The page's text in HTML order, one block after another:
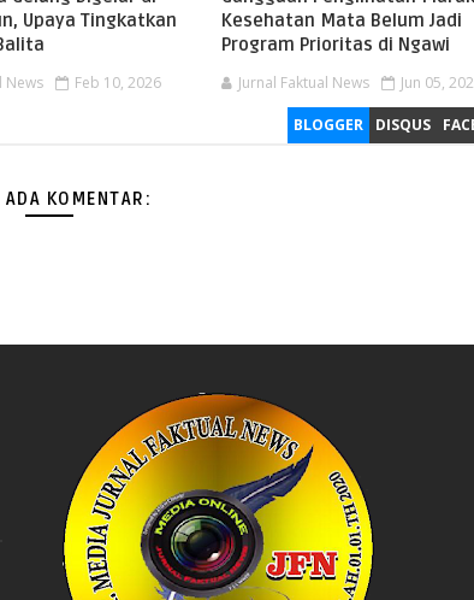
Upaya Tingkatkan
News Feb 10, 2026
Kesehatan Mata Belum Jadi
Program Prioritas di Ngawi
Jurnal Faktual News Jun 05,
BLOGGER DISQUS
KOMENTAR: